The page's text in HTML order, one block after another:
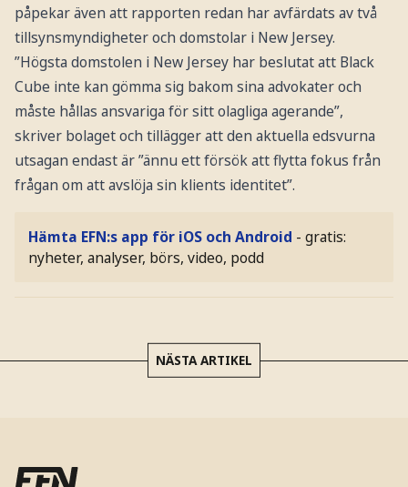
påpekar även att rapporten redan har avfärdats av två
tillsynsmyndigheter och domstolar i New Jersey.
”Högsta domstolen i New Jersey har beslutat att Black
Cube inte kan gömma sig bakom sina advokater och
måste hållas ansvariga för sitt olagliga agerande”,
skriver bolaget och tillägger att den aktuella edsvurna
utsagan endast är ”ännu ett försök att flytta fokus från
frågan om att avslöja sin klients identitet”.
Hämta EFN:s app för iOS och Android - gratis:
nyheter, analyser, börs, video, podd
NÄSTA ARTIKEL